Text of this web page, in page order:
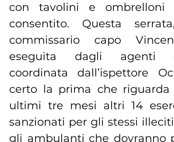
con tavolini e ombrelloni
consentito. Questa
commissario capo
eseguita dagli agenti
coordinata dall’ispettore
certo la prima che
ultimi tre mesi altri 14
sanzionati per gli stessi
gli ambulanti che dovranno